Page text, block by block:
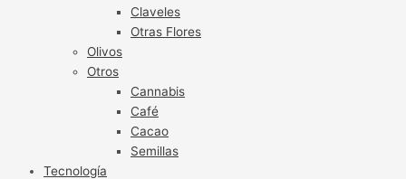
Claveles
Otras Flores
Olivos
Otros
Cannabis
Café
Cacao
Semillas
Tecnología